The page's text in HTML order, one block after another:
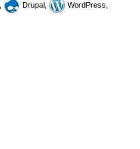
Drupal,
WordPress,